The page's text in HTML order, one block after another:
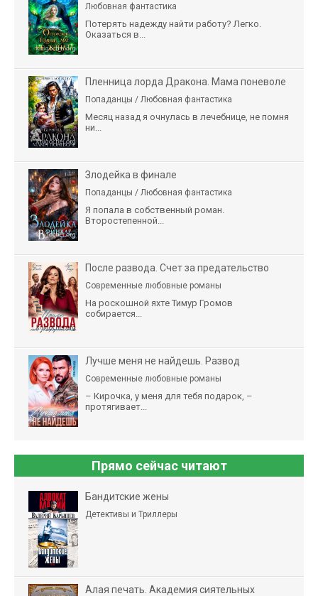
Любовная фантастика
Потерять надежду найти работу? Легко.
Оказаться в...
Пленница лорда Дракона. Мама поневоле
Попаданцы / Любовная фантастика
Месяц назад я очнулась в лечебнице, не помня
ни...
Злодейка в финале
Попаданцы / Любовная фантастика
Я попала в собственный роман.
Второстепенной...
После развода. Счет за предательство
Современные любовные романы
На роскошной яхте Тимур Громов
собирается...
Лучше меня не найдешь. Развод
Современные любовные романы
– Кирочка, у меня для тебя подарок, –
протягивает...
Прямо сейчас читают
Бандитские жены
Детективы и Триллеры
Алая печать. Академия сиятельных